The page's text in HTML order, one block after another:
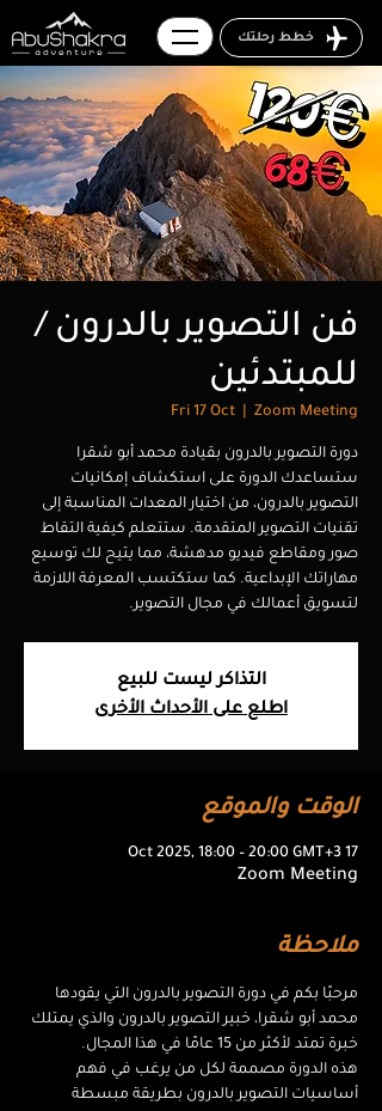
خطط رحلتك
فن التصوير بالدرون /
للمبتدئين
Fri 17 Oct Zoom Meeting
دورة التصوير بالدرون بقيادة محمد أبو شقرا
ستساعدك الدورة على استكشاف إمكانيات
التصوير بالدرون، من اختيار المعدات المناسبة إلى
تقنيات التصوير المتقدمة. ستتعلم كيفية التقاط
صور ومقاطع فيديو مدهشة، مما يتيح لك توسيع
مهاراتك الإبداعية. كما ستكتسب المعرفة اللازمة
لتسويق أعمالك في مجال التصوير.
التذاكر ليست للبيع
اطلع على الأحداث الأخرى
الوقت والموقع
17 Oct 2025, 18:00 – 20:00 GMT+3
Zoom Meeting
ملاحظة
مرحبًا بكم في دورة التصوير بالدرون التي يقودها
محمد أبو شقرا، خبير التصوير بالدرون والذي يمتلك
خبرة تمتد لأكثر من 15 عامًا في هذا المجال.
هذه الدورة مصممة لكل من يرغب في فهم
أساسيات التصوير بالدرون بطريقة مبسطة